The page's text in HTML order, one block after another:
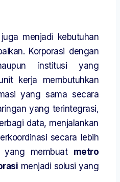
menjadi kebutuhan
Korporasi dengan
institusi yang
kerja membutuhkan
yang sama secara
yang terintegrasi,
data, menjalankan
secara lebih
yang membuat metro
menjadi solusi yang